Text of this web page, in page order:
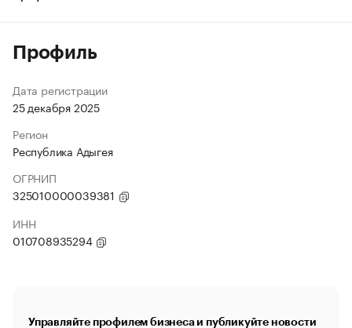
Профиль
Дата регистрации
25 декабря 2025
Регион
Республика Адыгея
ОГРНИП
325010000039381
ИНН
010708935294
Управляйте профилем бизнеса и публикуйте новости